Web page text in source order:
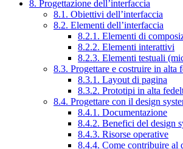
8. Progettazione dell’interfaccia
8.1. Obiettivi dell’interfaccia
8.2. Elementi dell’interfaccia
8.2.1. Elementi di
8.2.2. Elementi interattivi
8.2.3. Elementi testuali
8.3. Progettare e costruire in alta
8.3.1. Layout di pagina
8.3.2. Prototipi in alta
8.4. Progettare con il design
8.4.1. Documentazione
8.4.2. Benefici del design
8.4.3. Risorse operative
8.4.4. Come contribuire al